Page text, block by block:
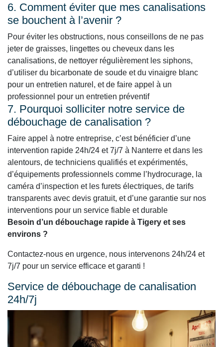
6. Comment éviter que mes canalisations
se bouchent à l’avenir ?
Pour éviter les obstructions, nous conseillons de ne pas
jeter de graisses, lingettes ou cheveux dans les
canalisations, de nettoyer régulièrement les siphons,
d’utiliser du bicarbonate de soude et du vinaigre blanc
pour un entretien naturel, et de faire appel à un
professionnel pour un entretien préventif
7. Pourquoi solliciter notre service de
débouchage de canalisation ?
Faire appel à notre entreprise, c’est bénéficier d’une
intervention rapide 24h/24 et 7j/7 à Nanterre et dans les
alentours, de techniciens qualifiés et expérimentés,
d’équipements professionnels comme l’hydrocurage, la
caméra d’inspection et les furets électriques, de tarifs
transparents avec devis gratuit, et d’une garantie sur nos
interventions pour un service fiable et durable
Besoin d’un débouchage rapide à Tigery et ses
environs ?
Contactez-nous en urgence, nous intervenons 24h/24 et
7j/7 pour un service efficace et garanti !
Service de débouchage de canalisation
24h/7j